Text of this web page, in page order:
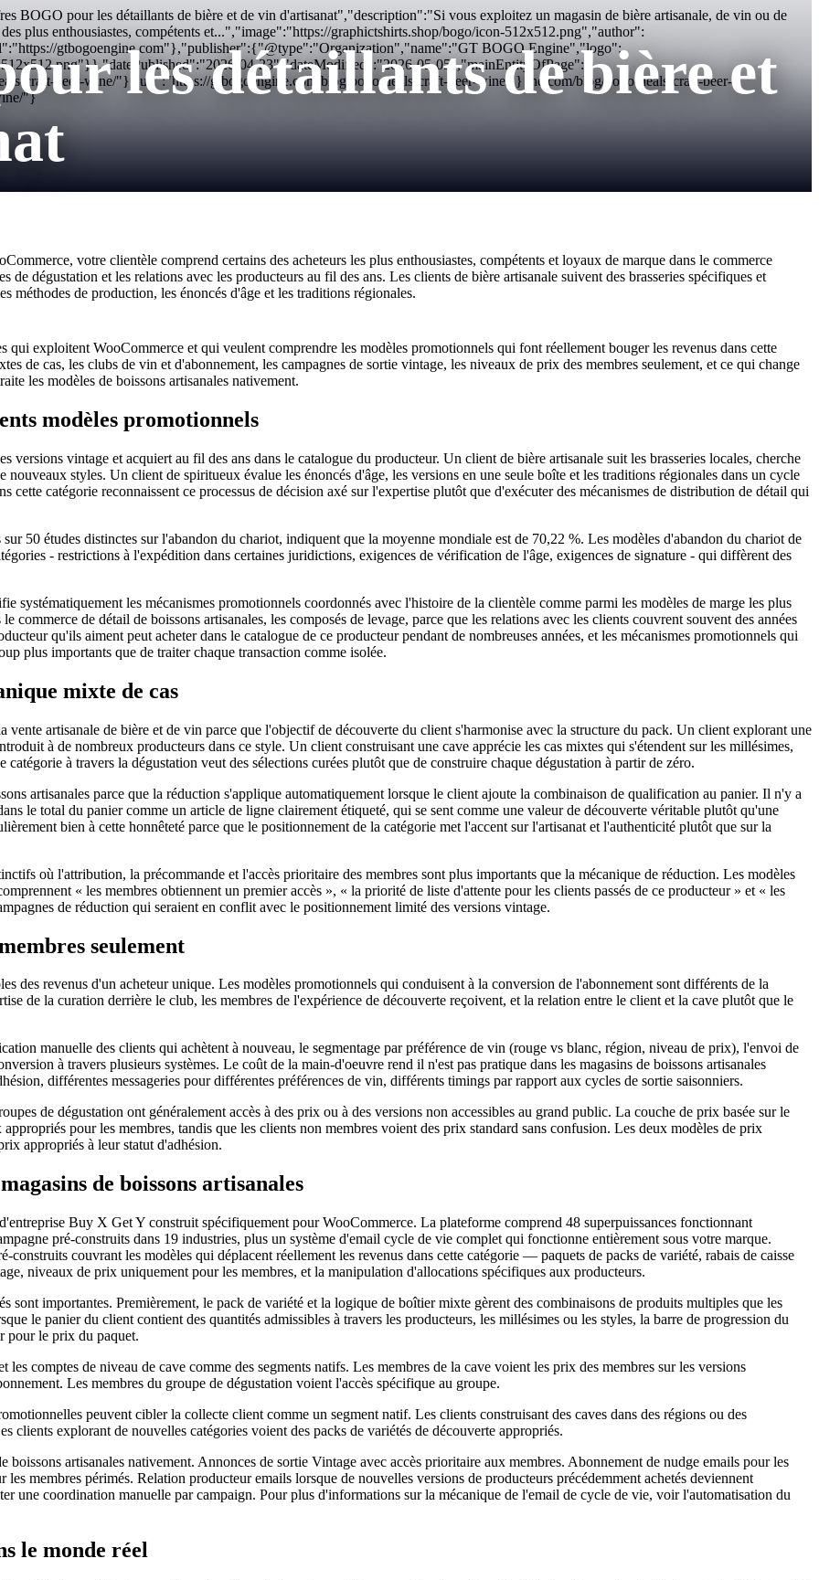
pour les détaillants de bière et de vin d'artisanat","description":"Si vous exploitez un magasin de bière artisanale, de vin ou de
plus enthousiastes, compétents et...","image":"https://graphictshirts.shop/bogo/icon-512x512.png","author":
gtbogoengine.com"},"publisher":{"@type":"Organization","name":"GT BOGO Engine","logo":
04-23","dateModified":"2026-05-05","mainEntityOfPage":
craft-beer-wine/"},"url":"https://gtbogoengine.com/blog/bogo-deals-craft-beer-wine/"} ine.com/blog/bogo-deals-craft-beer-
"}
les détaillants de bière et
votre clientèle comprend certains des acheteurs les plus enthousiastes, compétents et loyaux de marque dans le commerce
dégustation et les relations avec les producteurs au fil des ans. Les clients de bière artisanale suivent des brasseries spécifiques et
méthodes de production, les énoncés d'âge et les traditions régionales.
qui exploitent WooCommerce et qui veulent comprendre les modèles promotionnels qui font réellement bouger les revenus dans cette
de cas, les clubs de vin et d'abonnement, les campagnes de sortie vintage, les niveaux de prix des membres seulement, et ce qui change
les modèles de boissons artisanales nativement.
modèles promotionnels
vintage et acquiert au fil des ans dans le catalogue du producteur. Un client de bière artisanale suit les brasseries locales, cherche
styles. Un client de spiritueux évalue les énoncés d'âge, les versions en une seule boîte et les traditions régionales dans un cycle
catégorie reconnaissent ce processus de décision axé sur l'expertise plutôt que d'exécuter des mécanismes de distribution de détail qui
50 études distinctes sur l'abandon du chariot, indiquent que la moyenne mondiale est de 70,22 %. Les modèles d'abandon du chariot de
- restrictions à l'expédition dans certaines juridictions, exigences de vérification de l'âge, exigences de signature - qui diffèrent des
les mécanismes promotionnels coordonnés avec l'histoire de la clientèle comme parmi les modèles de marge les plus
de détail de boissons artisanales, les composés de levage, parce que les relations avec les clients couvrent souvent des années
qu'ils aiment peut acheter dans le catalogue de ce producteur pendant de nombreuses années, et les mécanismes promotionnels qui
plus importants que de traiter chaque transaction comme isolée.
mixte de cas
artisanale de bière et de vin parce que l'objectif de découverte du client s'harmonise avec la structure du pack. Un client explorant une
à de nombreux producteurs dans ce style. Un client construisant une cave apprécie les cas mixtes qui s'étendent sur les millésimes,
à travers la dégustation veut des sélections curées plutôt que de construire chaque dégustation à partir de zéro.
artisanales parce que la réduction s'applique automatiquement lorsque le client ajoute la combinaison de qualification au panier. Il n'y a
le total du panier comme un article de ligne clairement étiqueté, qui se sent comme une valeur de découverte véritable plutôt qu'une
bien à cette honnêteté parce que le positionnement de la catégorie met l'accent sur l'artisanat et l'authenticité plutôt que sur la
où l'attribution, la précommande et l'accès prioritaire des membres sont plus importants que la mécanique de réduction. Les modèles
« les membres obtiennent un premier accès », « la priorité de liste d'attente pour les clients passés de ce producteur » et « les
de réduction qui seraient en conflit avec le positionnement limité des versions vintage.
seulement
des revenus d'un acheteur unique. Les modèles promotionnels qui conduisent à la conversion de l'abonnement sont différents de la
de la curation derrière le club, les membres de l'expérience de découverte reçoivent, et la relation entre le client et la cave plutôt que le
manuelle des clients qui achètent à nouveau, le segmentage par préférence de vin (rouge vs blanc, région, niveau de prix), l'envoi de
à travers plusieurs systèmes. Le coût de la main-d'oeuvre rend il n'est pas pratique dans les magasins de boissons artisanales
différentes messageries pour différentes préférences de vin, différents timings par rapport aux cycles de sortie saisonniers.
de dégustation ont généralement accès à des prix ou à des versions non accessibles au grand public. La couche de prix basée sur le
pour les membres, tandis que les clients non membres voient des prix standard sans confusion. Les deux modèles de prix
appropriés à leur statut d'adhésion.
de boissons artisanales
Buy X Get Y construit spécifiquement pour WooCommerce. La plateforme comprend 48 superpuissances fonctionnant
pré-construits dans 19 industries, plus un système d'email cycle de vie complet qui fonctionne entièrement sous votre marque.
construits couvrant les modèles qui déplacent réellement les revenus dans cette catégorie — paquets de packs de variété, rabais de caisse
niveaux de prix uniquement pour les membres, et la manipulation d'allocations spécifiques aux producteurs.
sont importantes. Premièrement, le pack de variété et la logique de boîtier mixte gèrent des combinaisons de produits multiples que les
le panier du client contient des quantités admissibles à travers les producteurs, les millésimes ou les styles, la barre de progression du
pour le prix du paquet.
comptes de niveau de cave comme des segments natifs. Les membres de la cave voient les prix des membres sur les versions
Les membres du groupe de dégustation voient l'accès spécifique au groupe.
peuvent cibler la collecte client comme un segment natif. Les clients construisant des caves dans des régions ou des
clients explorant de nouvelles catégories voient des packs de variétés de découverte appropriés.
artisanales nativement. Annonces de sortie Vintage avec accès prioritaire aux membres. Abonnement de nudge emails pour les
membres périmés. Relation producteur emails lorsque de nouvelles versions de producteurs précédemment achetés deviennent
une coordination manuelle par campaign. Pour plus d'informations sur la mécanique de l'email de cycle de vie, voir l'automatisation du
le monde réel